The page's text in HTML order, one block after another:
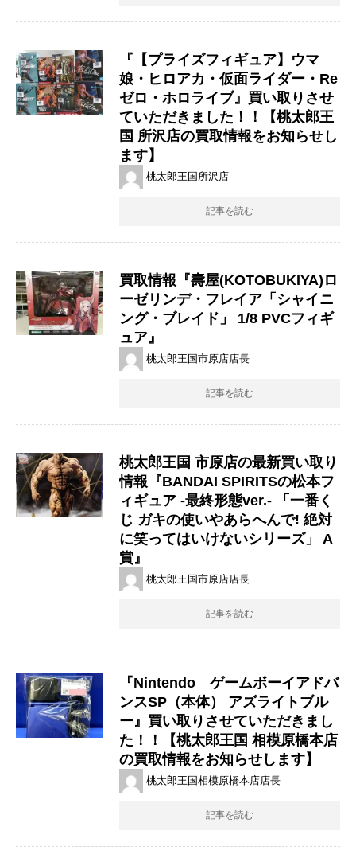
『【プライズフィギュア】ウマ
娘・ヒロアカ・仮面ライダー・Re
ゼロ・ホロライブ』買い取りさせ
ていただきました！！【桃太郎王
国 所沢店の買取情報をお知らせし
ます】
桃太郎王国所沢店
記事を読む
買取情報『壽屋(KOTOBUKIYA)ロ
ーゼリンデ・フレイア「シャイニ
ング・ブレイド」 ​1/8 ​PVCフィギ
ュア』
桃太郎王国市原店店長
記事を読む
桃太郎王国 市原店の最新買い取り
情報『BANDAI ​SPIRITSの松本フ
ィギュア ​-最終形態ver.- ​「一番く
じ ​ガキの使いやあらへんで! ​絶対
に笑ってはいけないシリーズ」 ​A
賞』
桃太郎王国市原店店長
記事を読む
『Nintendo ゲームボーイアドバ
ンスSP（本体） ​アズライトブル
ー』買い取りさせていただきまし
た！！【桃太郎王国 相模原橋本店
の買取情報をお知らせします】
桃太郎王国相模原橋本店店長
記事を読む